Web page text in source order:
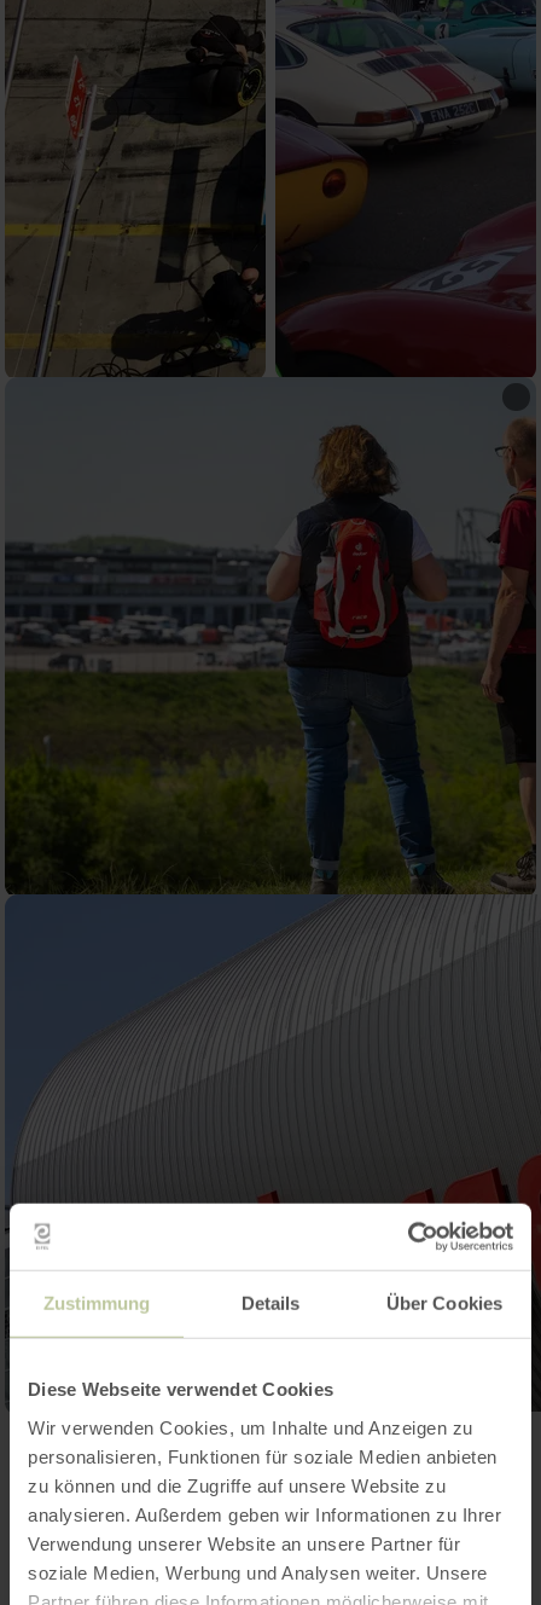
Zustimmung Details Über Cookies
Diese Webseite verwendet Cookies
Wir verwenden Cookies, um Inhalte und Anzeigen zu
personalisieren, Funktionen für soziale Medien anbieten
zu können und die Zugriffe auf unsere Website zu
analysieren. Außerdem geben wir Informationen zu Ihrer
Verwendung unserer Website an unsere Partner für
soziale Medien, Werbung und Analysen weiter. Unsere
Ouvrir la galerie
Contact